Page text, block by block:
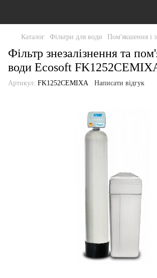
Каталог Фільтри для води Пом'якшення і
Фільтр знезалізнення та
води Ecosoft
Артикул: FK1252CEMIXA Написати відгук